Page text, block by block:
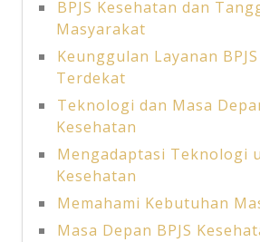
BPJS Kesehatan dan
Masyarakat
Keunggulan Layanan
Terdekat
Teknologi dan Masa
Kesehatan
Mengadaptasi Teknologi
Kesehatan
Memahami Kebutuhan
Masa Depan BPJS